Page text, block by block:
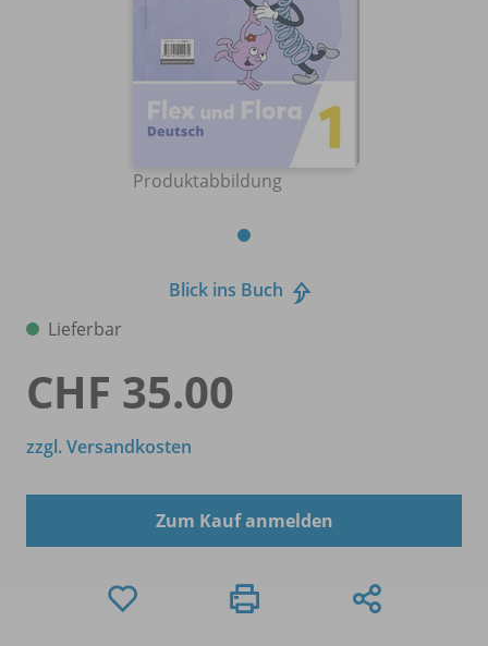
Produktabbildung
Blick ins Buch
Lieferbar
CHF 35.00
zzgl. Versandkosten
Zum Kauf anmelden